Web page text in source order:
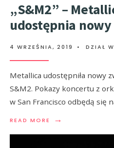
„S&M2” –
udostępnia
4 WRZEŚNIA, 2019 • DZIAŁ
Metallica udostępniła nowy
S&M2. Pokazy koncertu z
w San Francisco odbędą się
READ MORE →